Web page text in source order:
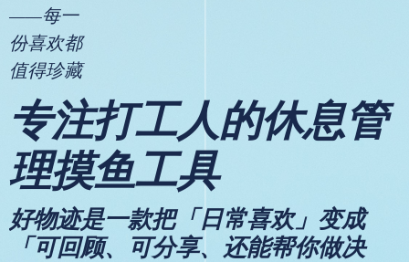
专注打工人的休息管
理摸鱼工具
——每一
份喜欢都
值得珍藏
好物迹是一款把「日常喜欢」变成
「可回顾、可分享、还能帮你做决